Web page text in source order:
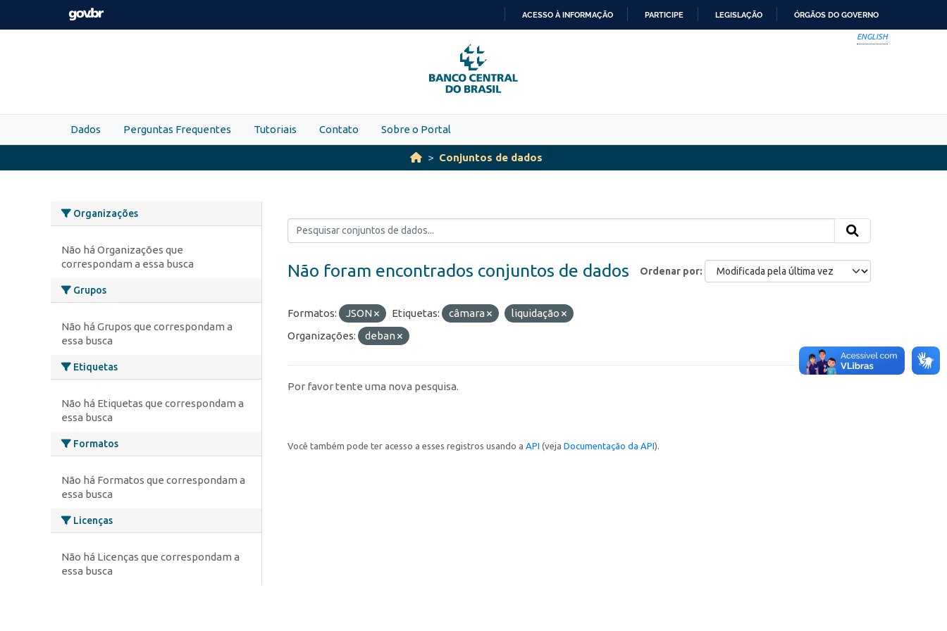
Skip to main content
PARA
O
CONTEÚDO
ACESSO À INFORMAÇÃO PARTICIPE LEGISLAÇÃO ÓRGÃOS DO GOVERNO
ENGLISH
Dados Perguntas Frequentes Tutoriais Contato Sobre o Portal
Conjuntos de dados
Organizações
Não há Organizações que
correspondam a essa busca
Grupos
Não há Grupos que correspondam a
essa busca
Etiquetas
Não há Etiquetas que correspondam a
essa busca
Formatos
Não há Formatos que correspondam a
essa busca
Licenças
Não há Licenças que correspondam a
essa busca
Ordenar por
Não foram encontrados conjuntos de dados
Formatos: JSON Etiquetas: câmara
liquidação
Organizações:
deban
Por favor tente uma nova pesquisa.
Você também pode ter acesso a esses registros usando a API (veja Documentação da API).